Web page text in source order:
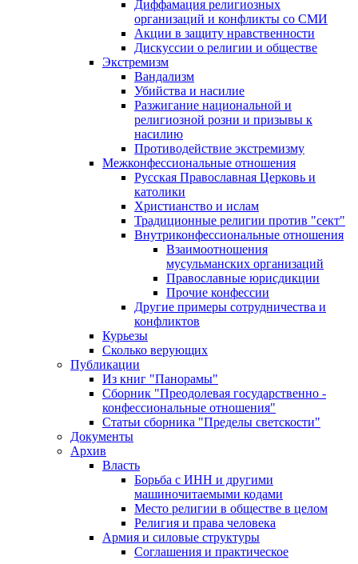
Диффамация религиозных
организаций и конфликты со СМИ
Акции в защиту нравственности
Дискуссии о религии и обществе
Экстремизм
Вандализм
Убийства и насилие
Разжигание национальной и
религиозной розни и призывы к
насилию
Противодействие экстремизму
Межконфессиональные отношения
Русская Православная Церковь и
католики
Христианство и ислам
Традиционные религии против "сект"
Внутриконфессиональные отношения
Взаимоотношения
мусульманских организаций
Православные юрисдикции
Прочие конфессии
Другие примеры сотрудничества и
конфликтов
Курьезы
Сколько верующих
Публикации
Из книг "Панорамы"
Сборник "Преодолевая государственно -
конфессиональные отношения"
Статьи сборника "Пределы светскости"
Документы
Архив
Власть
Борьба с ИНН и другими
машиночитаемыми кодами
Место религии в обществе в целом
Религия и права человека
Армия и силовые структуры
Соглашения и практическое